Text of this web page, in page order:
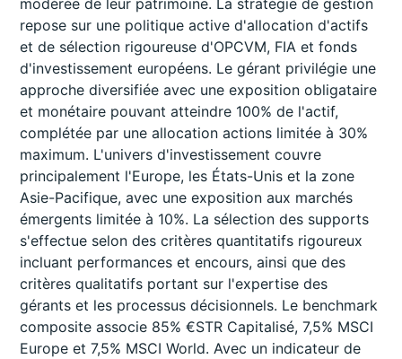
modérée de leur patrimoine. La stratégie de gestion
repose sur une politique active d'allocation d'actifs
et de sélection rigoureuse d'OPCVM, FIA et fonds
d'investissement européens. Le gérant privilégie une
approche diversifiée avec une exposition obligataire
et monétaire pouvant atteindre 100% de l'actif,
complétée par une allocation actions limitée à 30%
maximum. L'univers d'investissement couvre
principalement l'Europe, les États-Unis et la zone
Asie-Pacifique, avec une exposition aux marchés
émergents limitée à 10%. La sélection des supports
s'effectue selon des critères quantitatifs rigoureux
incluant performances et encours, ainsi que des
critères qualitatifs portant sur l'expertise des
gérants et les processus décisionnels. Le benchmark
composite associe 85% €STR Capitalisé, 7,5% MSCI
Europe et 7,5% MSCI World. Avec un indicateur de